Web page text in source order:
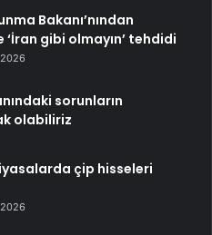
Bakanı’nından
‘İran gibi olmayın’ tehdidi
sorunların
olabiliriz
çip hisseleri